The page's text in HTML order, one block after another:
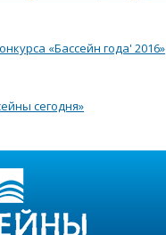
«Бассейн года' 2016»
сегодня»